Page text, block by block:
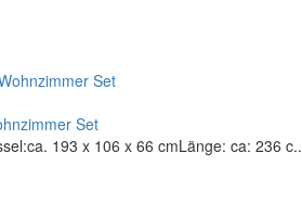
Set
193 x 106 x 66 cmLänge: ca: 236 c..